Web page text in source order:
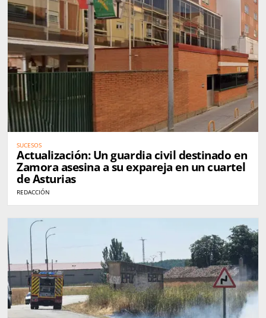
SUCESOS
Actualización: Un guardia civil destinado en
Zamora asesina a su expareja en un cuartel
de Asturias
REDACCIÓN